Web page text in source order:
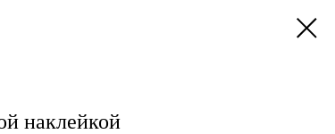
наклейкой